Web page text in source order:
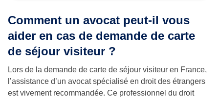
Comment un avocat peut-il vous
aider en cas de demande de carte
de séjour visiteur ?
Lors de la demande de carte de séjour visiteur en France,
l’assistance d’un avocat spécialisé en droit des étrangers
est vivement recommandée. Ce professionnel du droit